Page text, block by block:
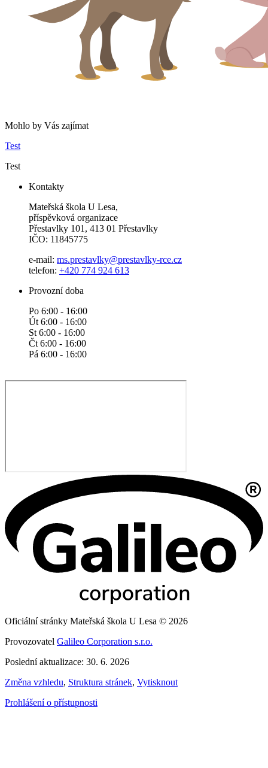
Mohlo by Vás zajímat
Test
Test
Kontakty
Mateřská škola U Lesa,
příspěvková organizace
Přestavlky 101, 413 01 Přestavlky
IČO: 11845775
e-mail: ms.prestavlky@prestavlky-rce.cz
telefon: +420 774 924 613
Provozní doba
Po 6:00 - 16:00
Út 6:00 - 16:00
St 6:00 - 16:00
Čt 6:00 - 16:00
Pá 6:00 - 16:00
Oficiální stránky Mateřská škola U Lesa © 2026
Provozovatel Galileo Corporation s.r.o.
Poslední aktualizace: 30. 6. 2026
Změna vzhledu, Struktura stránek, Vytisknout
Prohlášení o přístupnosti